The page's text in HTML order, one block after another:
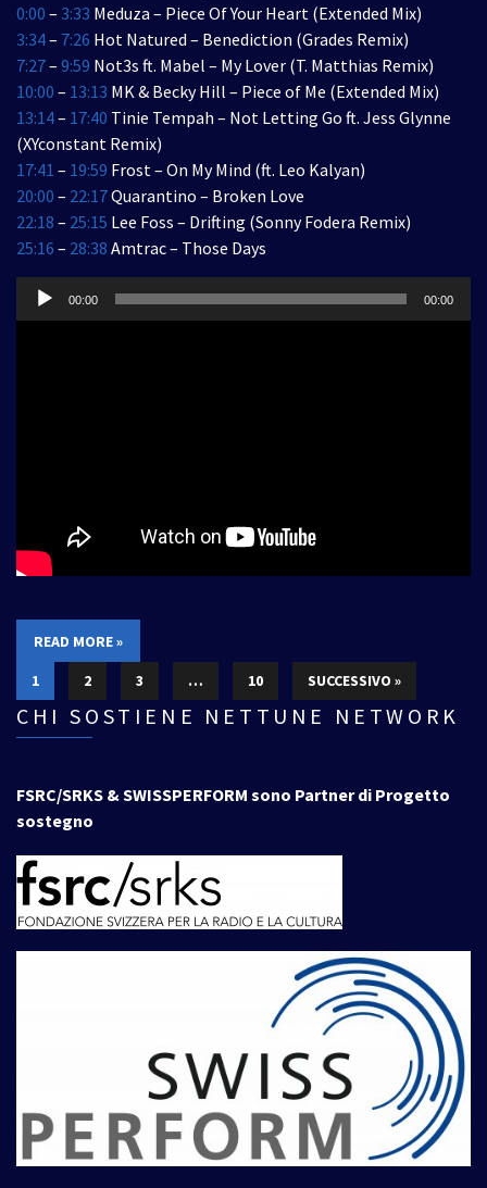
0:00 – 3:33 Meduza – Piece Of Your Heart (Extended Mix)
3:34– 7:26 Hot Natured – Benediction (Grades Remix)
7:27– 9:59 Not3s ft. Mabel – My Lover (T. Matthias Remix)
10:00 – 13:13 MK & Becky Hill – Piece of Me (Extended Mix)
13:14– 17:40 Tinie Tempah – Not Letting Go ft. Jess Glynne
(XYconstant Remix)
17:41 – 19:59 Frost – On My Mind (ft. Leo Kalyan)
20:00 – 22:17Quarantino – Broken Love
22:18 – 25:15 Lee Foss – Drifting (Sonny Fodera Remix)
25:16 – 28:38 Amtrac – Those Days
Audio
Player
00:00 00:00
READ MORE »
1
2 3 … 10 SUCCESSIVO »
CHI SOSTIENE NETTUNE NETWORK
FSRC/SRKS & SWISSPERFORM sono Partner di Progetto
sostegno